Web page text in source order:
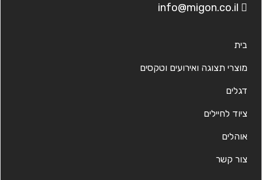
info@migon.co.il
בית
מוצרי תצוגה ואירועים וטקסים
דגלים
ציוד לחיילים
אוהלים
צור קשר